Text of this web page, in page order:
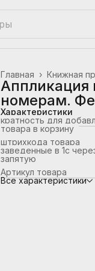
Книжная
Главная ›
Аппликация
номерам.
Характеристики
кратность для
товара в корзину
штрихкода товара
заведенные в 1с
запятую
Артикул товара
Все характеристики